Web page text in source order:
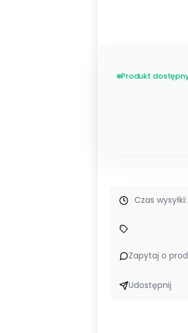
Produkt
Czas wysyłki:
Zapytaj o
Udostępnij